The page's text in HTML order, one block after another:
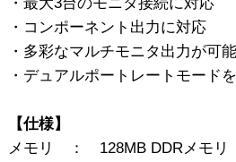
・コンポーネント出力に対応
・多彩なマルチモニタ出力が可能
・デュアルポートレートモード
【仕様】
メモリ ： 128MB DDRメモリ